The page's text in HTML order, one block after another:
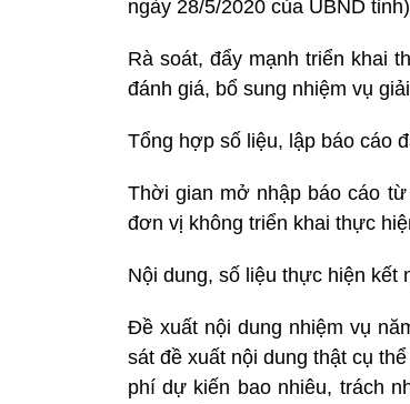
ngày 28/5/2020 của UBND
Rà soát, đẩy mạnh triển khai
đánh giá, bổ sung nhiệm vụ
Tổng hợp số liệu, lập báo cáo
Thời gian mở nhập báo cáo
đơn vị không triển khai thực
Nội dung, số liệu thực hiện
Đề xuất nội dung nhiệm vụ
sát đề xuất nội dung thật cụ
phí dự kiến bao nhiêu, trách